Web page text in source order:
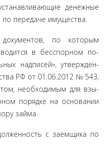
денежные
по передаче имущества.
по которым
в бесспорном по­
надписей», утвержден­
РФ от 01.06.2012 № 543,
необходимым для взы­
порядке на основании
займа.
с заемщи­ка по